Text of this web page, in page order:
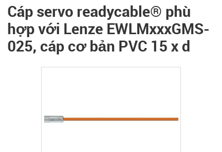
Cáp servo readycable® phù
hợp với Lenze EWLMxxxGMS-
025, cáp cơ bản PVC 15 x d